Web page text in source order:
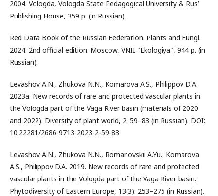
2004. Vologda, Vologda State Pedagogical University & Rus’
Publishing House, 359 p. (in Russian).
Red Data Book of the Russian Federation. Plants and Fungi.
2024. 2nd official edition. Moscow, VNII "Ekologiya", 944 p. (in
Russian).
Levashov A.N., Zhukova N.N., Komarova A.S., Philippov D.A.
2023а. New records of rare and protected vascular plants in
the Vologda part of the Vaga River basin (materials of 2020
and 2022). Diversity of plant world, 2: 59–83 (in Russian). DOI:
10.22281/2686-9713-2023-2-59-83
Levashov A.N., Zhukova N.N., Romanovskii A.Yu., Komarova
A.S., Philippov D.A. 2019. New records of rare and protected
vascular plants in the Vologda part of the Vaga River basin.
Phytodiversity of Eastern Europe, 13(3): 253–275 (in Russian).